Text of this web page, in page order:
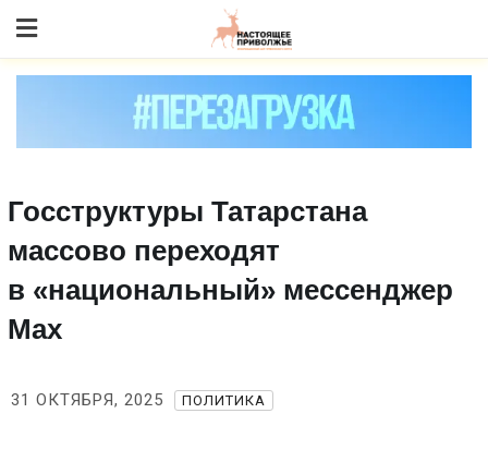
to content
Госструктуры Татарстана
массово переходят
в «национальный» мессенджер
Max
31 ОКТЯБРЯ, 2025 ПОЛИТИКА